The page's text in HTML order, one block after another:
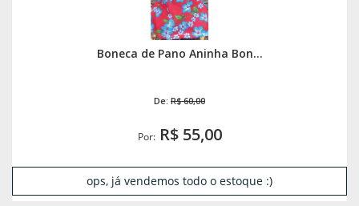
Boneca de Pano Aninha Bon...
De: R$ 60,00
Por:R$ 55,00
ops, já vendemos todo o estoque :)